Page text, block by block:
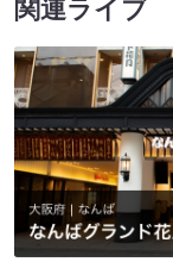
関連ライブ